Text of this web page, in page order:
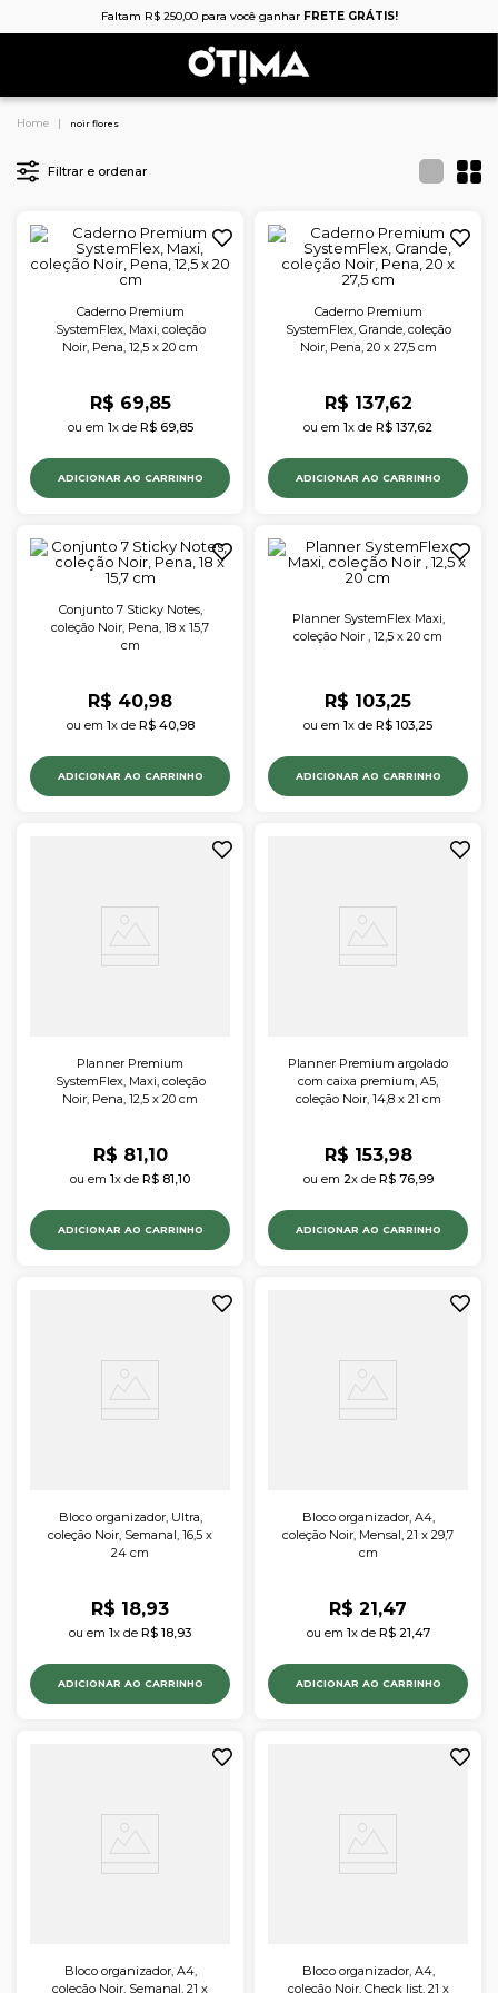
Faltam R$ 250,00para você ganhar FRETE GRÁTIS!
noir flores
Filtrar e ordenar
Caderno Premium
SystemFlex, Maxi, coleção
Noir, Pena, 12,5 x 20 cm
R$ 69,85
ou em 1x de R$ 69,85
ADICIONAR AO CARRINHO
Caderno Premium
SystemFlex, Grande, coleção
Noir, Pena, 20 x 27,5 cm
R$ 137,62
ou em 1x de R$ 137,62
ADICIONAR AO CARRINHO
Conjunto 7 Sticky Notes,
coleção Noir, Pena, 18 x 15,7
cm
R$ 40,98
ou em 1x de R$ 40,98
ADICIONAR AO CARRINHO
Planner SystemFlex Maxi,
coleção Noir , 12,5 x 20 cm
R$ 103,25
ou em 1x de R$ 103,25
ADICIONAR AO CARRINHO
Planner Premium
SystemFlex, Maxi, coleção
Noir, Pena, 12,5 x 20 cm
R$ 81,10
ou em 1x de R$ 81,10
ADICIONAR AO CARRINHO
Planner Premium argolado
com caixa premium, A5,
coleção Noir, 14,8 x 21 cm
R$ 153,98
ou em 2x de R$ 76,99
ADICIONAR AO CARRINHO
Bloco organizador, Ultra,
coleção Noir, Semanal, 16,5 x
24 cm
R$ 18,93
ou em 1x de R$ 18,93
ADICIONAR AO CARRINHO
Bloco organizador, A4,
coleção Noir, Mensal, 21 x 29,7
cm
R$ 21,47
ou em 1x de R$ 21,47
ADICIONAR AO CARRINHO
Bloco organizador, A4,
coleção Noir, Semanal, 21 x
Bloco organizador, A4,
coleção Noir, Check list, 21 x